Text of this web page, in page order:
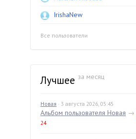
IrishaNew
Все пользователи
Лучшее за месяц
Новая · 3 августа 2026, 05:45
Альбом пользователя Новая →
24